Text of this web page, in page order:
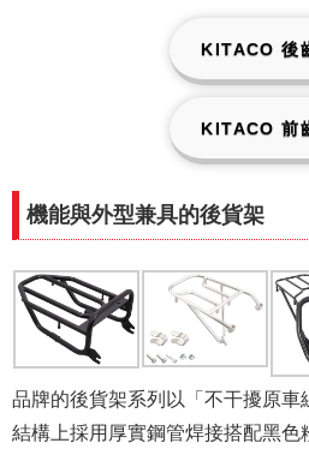
KITACO 後
KITACO 前
機能與外型兼具的後貨架
品牌的後貨架系列以「不干擾原車
結構上採用厚實鋼管焊接搭配黑色